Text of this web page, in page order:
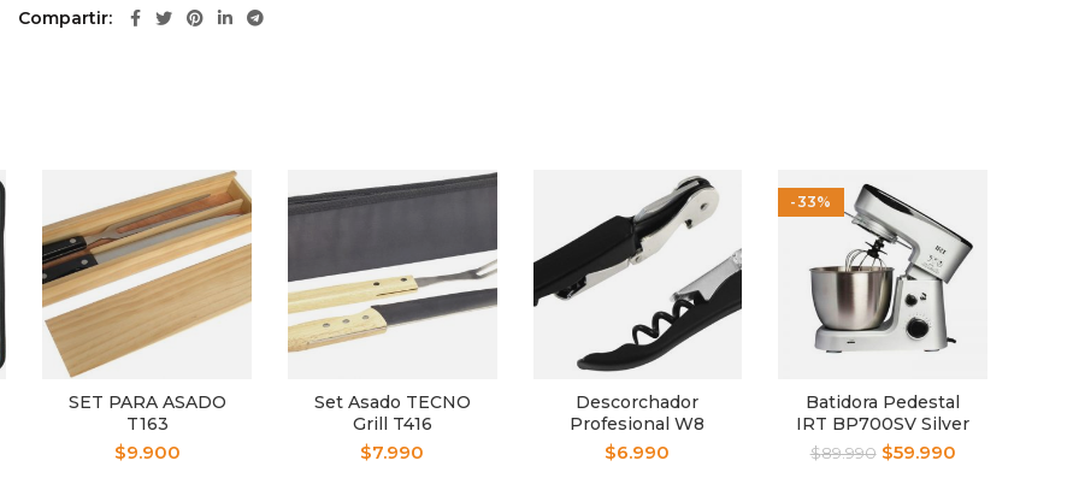
Compartir
SET PARA ASADO
T163
$9.900
Set Asado TECNO
Grill T416
$7.990
Descorchador
Profesional W8
$6.990
-33%
Batidora Pedestal
IRT BP700SV Silver
$89.990 $59.990